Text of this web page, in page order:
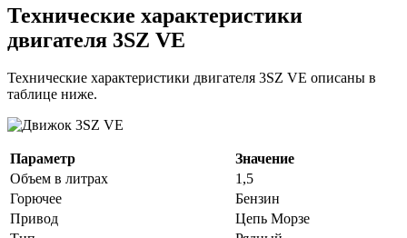
Технические характеристики
двигателя 3SZ VE
Технические характеристики двигателя 3SZ VE описаны в
таблице ниже.
Параметр
Значение
Объем в литрах
1,5
Горючее
Бензин
Привод
Цепь Морзе